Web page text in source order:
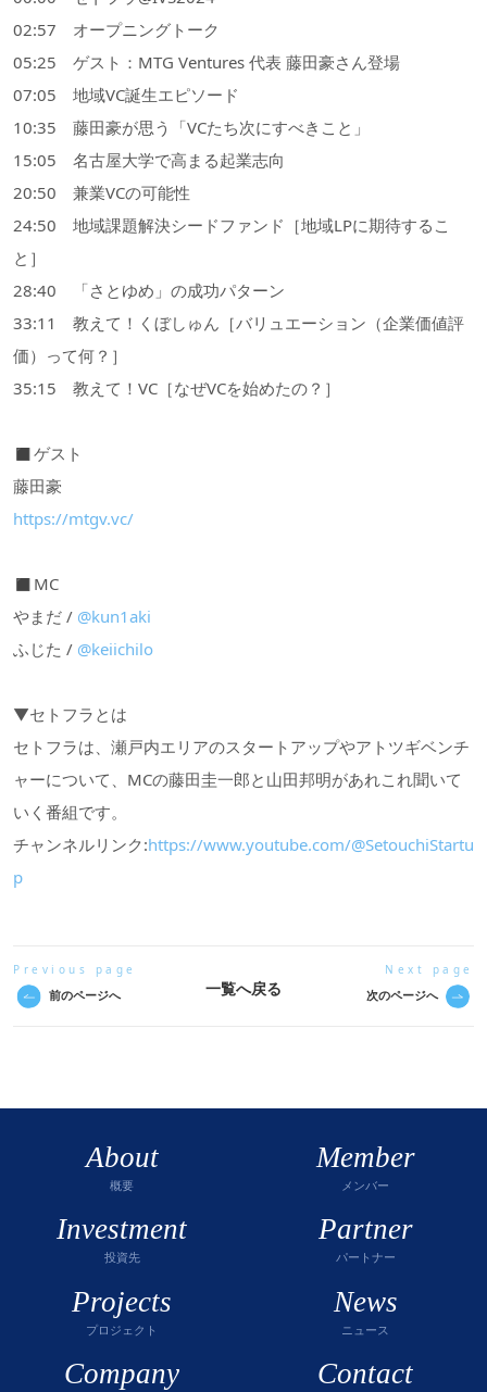
02:57 オープニングトーク
05:25 ゲスト：MTG Ventures 代表 藤田豪さん登場
07:05 地域VC誕生エピソード
10:35 藤田豪が思う「VCたち次にすべきこと」
15:05 名古屋大学で高まる起業志向
20:50 兼業VCの可能性
24:50 地域課題解決シードファンド［地域LPに期待するこ
と］
28:40 「さとゆめ」の成功パターン
33:11 教えて！くぼしゅん［バリュエーション（企業価値評
価）って何？］
35:15 教えて！VC［なぜVCを始めたの？］
◼︎ゲスト
藤田豪
https://mtgv.vc/
◼︎MC
やまだ / @kun1aki
ふじた / @keiichilo
▼セトフラとは
セトフラは、瀬戸内エリアのスタートアップやアトツギベンチ
ャーについて、MCの藤田圭一郎と山田邦明があれこれ聞いて
いく番組です。
チャンネルリンク:https://www.youtube.com/@SetouchiStartu
p
Previous page
前のページへ 一覧へ戻る
Next page
次のページへ
About
概要
Member
メンバー
Investment
投資先
Partner
パートナー
Projects
プロジェクト
News
ニュース
Company Contact